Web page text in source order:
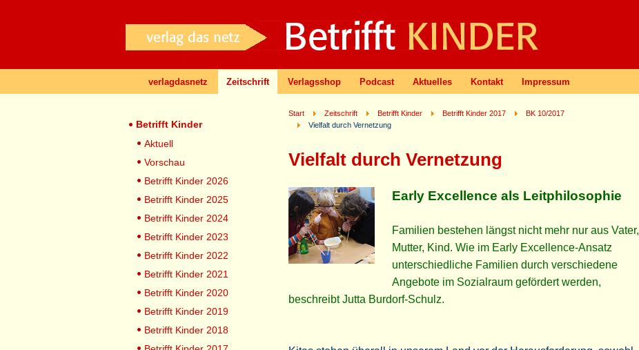
verlagdasnetz Zeitschrift Verlagsshop Podcast Aktuelles Kontakt Impressum
Start Zeitschrift Betrifft Kinder Betrifft Kinder 2017
BK 10/2017
Vielfalt durch Vernetzung
Vielfalt durch Vernetzung
Early Excellence als Leitphilosophie
Familien bestehen längst nicht mehr nur aus Vater,
Mutter, Kind. Wie im Early Excellence-Ansatz
unterschiedliche Familien durch verschiedene
Angebote im Sozialraum gefördert werden,
beschreibt Jutta Burdorf-Schulz.
Betrifft Kinder
Aktuell
Vorschau
Betrifft Kinder 2026
Betrifft Kinder 2025
Betrifft Kinder 2024
Betrifft Kinder 2023
Betrifft Kinder 2022
Betrifft Kinder 2021
Betrifft Kinder 2020
Betrifft Kinder 2019
Betrifft Kinder 2018